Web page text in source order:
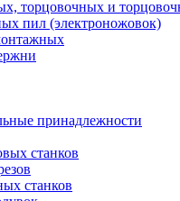
торцовочных и
пил (электроножовок)
принадлежности
станков
станков